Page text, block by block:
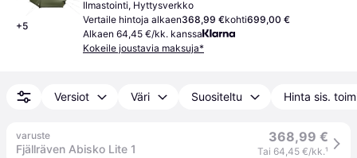
+5
Ilmastointi, Hyttysverkko
Vertaile hintoja alkaen368,99 €kohti699,00 €
Alkaen 64,45 €/kk. kanssa
Kokeile joustavia maksuja*
Versiot Väri Suositeltu Hinta sis.
varuste
Fjällräven Abisko Lite 1
368,99 €
Tai 64,45 €/kk.¹